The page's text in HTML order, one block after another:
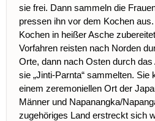
sie frei. Dann sammeln die
pressen ihn vor dem Kochen
Kochen in heißer Asche
Vorfahren reisten nach Norden
Orte, dann nach Osten durch
sie „Jinti-Parnta“ sammelten. Sie
einem zeremoniellen Ort der
Männer und Napanangka/
zugehöriges Land erstreckt sich